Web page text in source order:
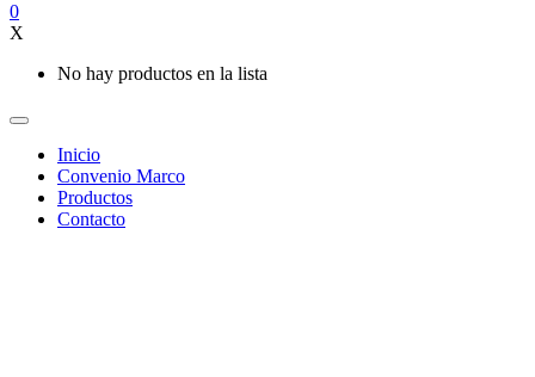
0
X
No hay productos en la lista
Inicio
Convenio Marco
Productos
Contacto